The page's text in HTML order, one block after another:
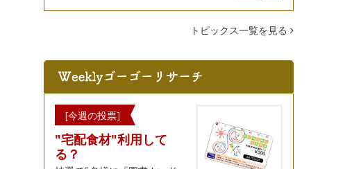
トピックス一覧を見る
[今週の投票]
"宅配食材"利用して
る？